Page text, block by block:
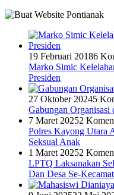
19 Februari 20186
Marko Simic
Presiden
27 Oktober 20245
Gabungan
7 Maret 20252
Polres Kayong Utara
Seksual Anak
1 Maret 20252
LPTQ Laksanakan
Dan Desa Se-